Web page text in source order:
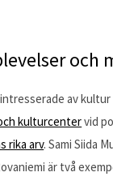
och
intresserade av
kulturcentervid
rika arv. Sami Siida
är två